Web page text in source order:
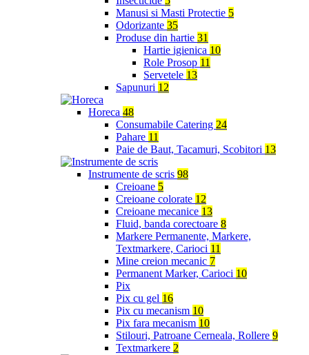
Manusi si Masti Protectie 5
Odorizante 35
Produse din hartie 31
Hartie igienica 10
Role Prosop 11
Servetele 13
Sapunuri 12
Horeca 48
Consumabile Catering 24
Pahare 11
Paie de Baut, Tacamuri, Scobitori 13
Instrumente de scris 98
Creioane 5
Creioane colorate 12
Creioane mecanice 13
Fluid, banda corectoare 8
Markere Permanente, Markere,
Textmarkere, Carioci 11
Mine creion mecanic 7
Permanent Marker, Carioci 10
Pix
Pix cu gel 16
Pix cu mecanism 10
Pix fara mecanism 10
Stilouri, Patroane Cerneala, Rollere 9
Textmarkere 2